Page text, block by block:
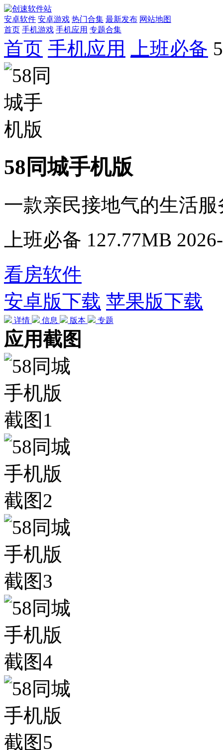
安卓软件 安卓游戏 热门合集 最新发布 网站地图
首页 手机游戏 手机应用 专题合集
首页 手机应用 上班必备
58同城手机版
一款亲民接地气的生活服
上班必备 127.77MB
看房软件
安卓版下载 苹果版下载
详情 信息 版本 专题
应用截图